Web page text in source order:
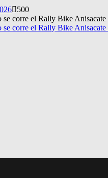
500
se corre el Rally Bike Anisacate
se corre el Rally Bike